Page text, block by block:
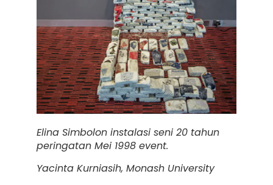
Elina Simbolon instalasi seni 20 tahun
peringatan Mei 1998 event.
Yacinta Kurniasih, Monash University